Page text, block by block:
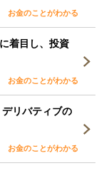
お金のことがわかる
着目し、投資
お金のことがわかる
リバティブの
お金のことがわかる